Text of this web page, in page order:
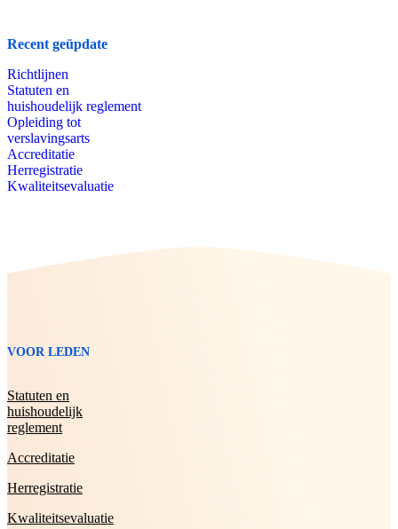
Recent geüpdate
Richtlijnen
Statuten en
huishoudelijk reglement
Opleiding tot
verslavingsarts
Accreditatie
Herregistratie
Kwaliteitsevaluatie
VOOR LEDEN
Statuten en
huishoudelijk
reglement
Accreditatie
Herregistratie
Kwaliteitsevaluatie